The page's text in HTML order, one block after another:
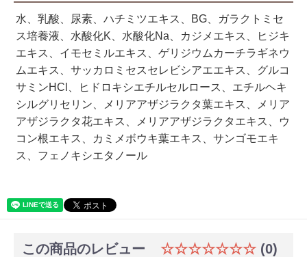
水、乳酸、尿素、ハチミツエキス、BG、ガラクトミセ
ス培養液、水酸化K、水酸化Na、カジメエキス、ヒジキ
エキス、イモセミルエキス、ゲリジウムカーチラギネウ
ムエキス、サッカロミセスセレビシアエエキス、グルコ
サミンHCl、ヒドロキシエチルセルロース、エチルヘキ
シルグリセリン、メリアアザジラクタ葉エキス、メリア
アザジラクタ花エキス、メリアアザジラクタエキス、ウ
コン根エキス、カミメボウキ葉エキス、サンゴモエキ
ス、フェノキシエタノール
この商品のレビュー ☆☆☆☆☆☆☆ (0)